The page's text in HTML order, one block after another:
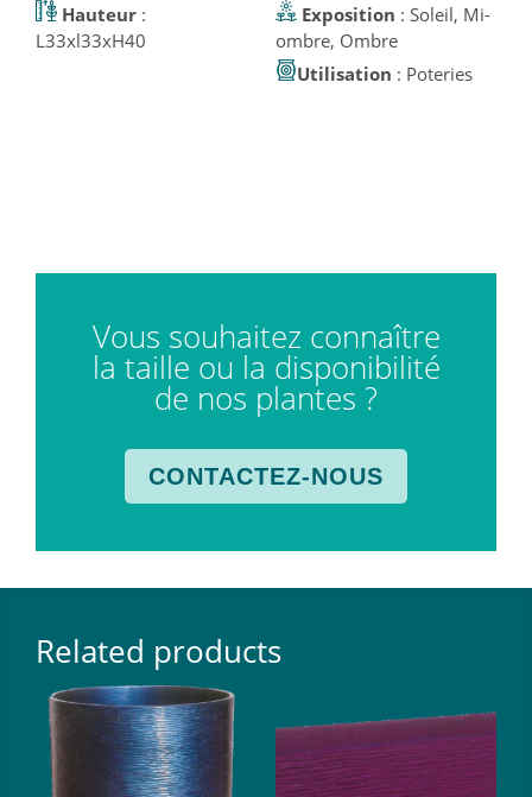
Hauteur :
L33xl33xH40
Exposition : Soleil, Mi-
ombre, Ombre
Utilisation
: Poteries
Vous souhaitez connaître
la taille ou la disponibilité
de nos plantes ?
CONTACTEZ-NOUS
Related products